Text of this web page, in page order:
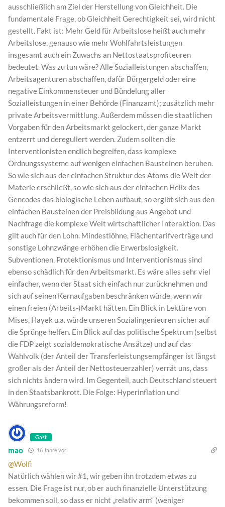
ausschließlich am Ziel der Herstellung von Gleichheit. Die
fundamentale Frage, ob Gleichheit Gerechtigkeit sei, wird nicht
gestellt. Fakt ist: Mehr Geld für Arbeitslose heißt auch mehr
Arbeitslose, genauso wie mehr Wohlfahrtsleistungen
insgesamt auch ein Zuwachs an Nettostaatsprofiteuren
bedeutet. Was zu tun wäre? Alle Sozialleistungen abschaffen,
Arbeitsagenturen abschaffen, dafür Bürgergeld oder eine
negative Einkommensteuer und Bündelung aller
Sozialleistungen in einer Behörde (Finanzamt); zusätzlich mehr
private Arbeitsvermittlung. Außerdem müssen die staatlichen
Vorgaben für den Arbeitsmarkt gelockert, der ganze Markt
entzerrt und dereguliert werden. Zudem sollten die
Interventionisten endlich begreifen, dass komplexe
Ordnungssysteme auf wenigen einfachen Bausteinen beruhen.
So wie sich aus der einfachen Struktur des Atoms die Welt der
Materie erschließt, so wie sich aus der einfachen Helix des
Gencodes das biologische Leben aufbaut, so ergibt sich aus den
einfachen Bausteinen der Preisbildung aus Angebot und
Nachfrage die komplexe Welt wirtschaftlicher Interaktion. Das
gilt auch für den Lohn. Mindestlöhne, Flächentarifverträge und
sonstige Lohnzwänge erhöhen die Erwerbslosigkeit.
Subventionen, Protektionismus und Interventionismus sind
ebenso schädlich für den Arbeitsmarkt. Es wäre alles sehr viel
einfacher, wenn der Staat sich einfach nur zurücknehmen und
sich auf seinen Kernaufgaben beschränken würde, wenn wir
einen freien (Arbeits-)Markt hätten. Ein Blick in Lektüre von
Mises, Hayek u.a. würde unseren Sozialingenieuren sicher auf
die Sprünge helfen. Ein Blick auf das politische Spektrum (selbst
die FDP zeigt sozialdemokratische Ansätze) und auf das
Wahlvolk (der Anteil der Transferleistungsempfänger ist längst
großer als der Anteil der Nettosteuerzahler) verrät uns, dass
sich nichts ändern wird. Im Gegenteil, auch Deutschland steuert
in den Staatsbankrott. Die Folge: Hyperinflation und
Währungsreform!
Gast
mao 16 Jahre vor
@Wolfi
Natürlich wählen wir #1, wir geben ihn trotzdem etwas zu
essen. Die Frage ist nur, ob er auch finanzielle Unterstützung
bekommen soll, so dass er nicht „relativ arm“ (weniger